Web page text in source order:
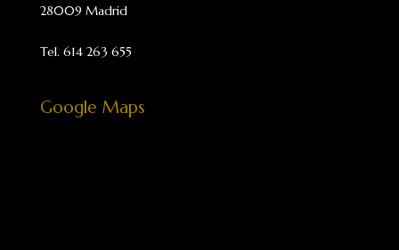
28009 Madrid
Tel. 614 263 655
Google Maps